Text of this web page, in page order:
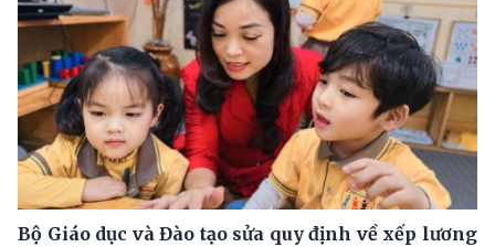
Bộ Giáo dục và Đào tạo sửa quy định về xếp lương